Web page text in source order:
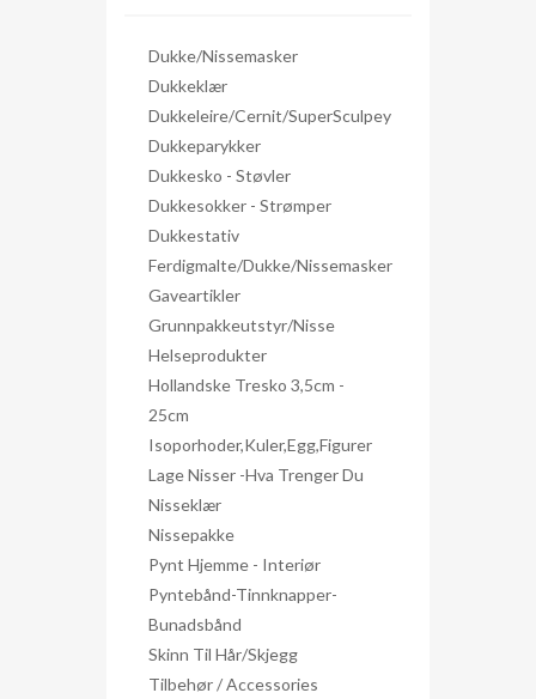
Dukke/nissemasker
Dukkeklær
Dukkeleire/Cernit/SuperSculpey
Dukkeparykker
Dukkesko - Støvler
Dukkesokker - Strømper
Dukkestativ
Ferdigmalte/dukke/nissemasker
Gaveartikler
Grunnpakkeutstyr/nisse
Helseprodukter
Hollandske Tresko 3,5cm -
25cm
Isoporhoder,kuler,egg,figurer
Lage Nisser -hva Trenger Du
Nisseklær
Nissepakke
Pynt Hjemme - Interiør
Pyntebånd-Tinnknapper-
Bunadsbånd
Skinn Til Hår/skjegg
Tilbehør / Accessories